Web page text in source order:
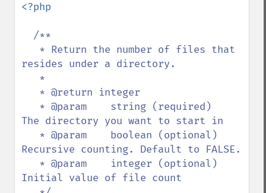
<?php
/**
resides under a directory.
The directory you want to start in
Recursive counting. Default to FALSE.
Initial value of file count